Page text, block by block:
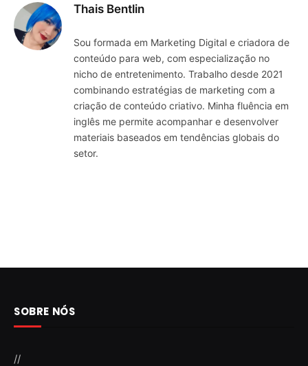
Thais Bentlin
Sou formada em Marketing Digital e criadora de
conteúdo para web, com especialização no
nicho de entretenimento. Trabalho desde 2021
combinando estratégias de marketing com a
criação de conteúdo criativo. Minha fluência em
inglês me permite acompanhar e desenvolver
materiais baseados em tendências globais do
setor.
SOBRE NÓS
//